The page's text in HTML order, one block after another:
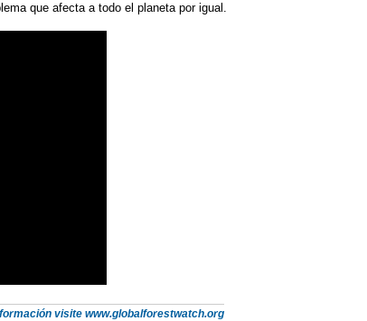
que afecta a todo el planeta por igual.
visite www.globalforestwatch.org